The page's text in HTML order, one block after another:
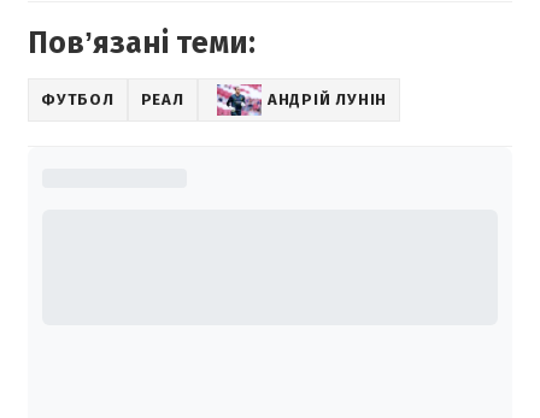
Повʼязані теми:
ФУТБОЛ РЕАЛ АНДРІЙ ЛУНІН